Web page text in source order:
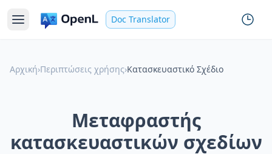
Doc Translator
Αρχική›Περιπτώσεις χρήσης›Κατασκευαστικό Σχέδιο
Μεταφραστής
κατασκευαστικών σχεδίων